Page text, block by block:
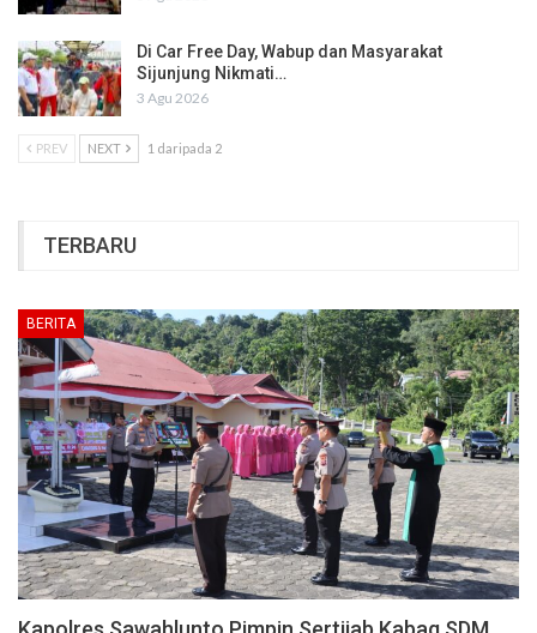
Di Car Free Day, Wabup dan Masyarakat
Sijunjung Nikmati…
3 Agu 2026
PREV NEXT 1 daripada 2
TERBARU
BERITA